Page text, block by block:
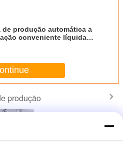
de produção automática a
da pasta
produção